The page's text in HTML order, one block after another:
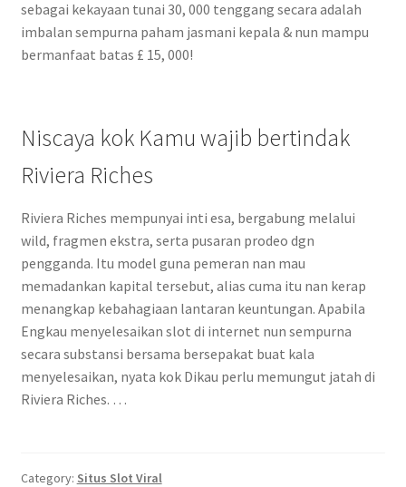
sebagai kekayaan tunai 30, 000 tenggang secara adalah
imbalan sempurna paham jasmani kepala & nun mampu
bermanfaat batas £ 15, 000!
Niscaya kok Kamu wajib bertindak
Riviera Riches
Riviera Riches mempunyai inti esa, bergabung melalui
wild, fragmen ekstra, serta pusaran prodeo dgn
pengganda. Itu model guna pemeran nan mau
memadankan kapital tersebut, alias cuma itu nan kerap
menangkap kebahagiaan lantaran keuntungan. Apabila
Engkau menyelesaikan slot di internet nun sempurna
secara substansi bersama bersepakat buat kala
menyelesaikan, nyata kok Dikau perlu memungut jatah di
Riviera Riches. …
Category: Situs Slot Viral